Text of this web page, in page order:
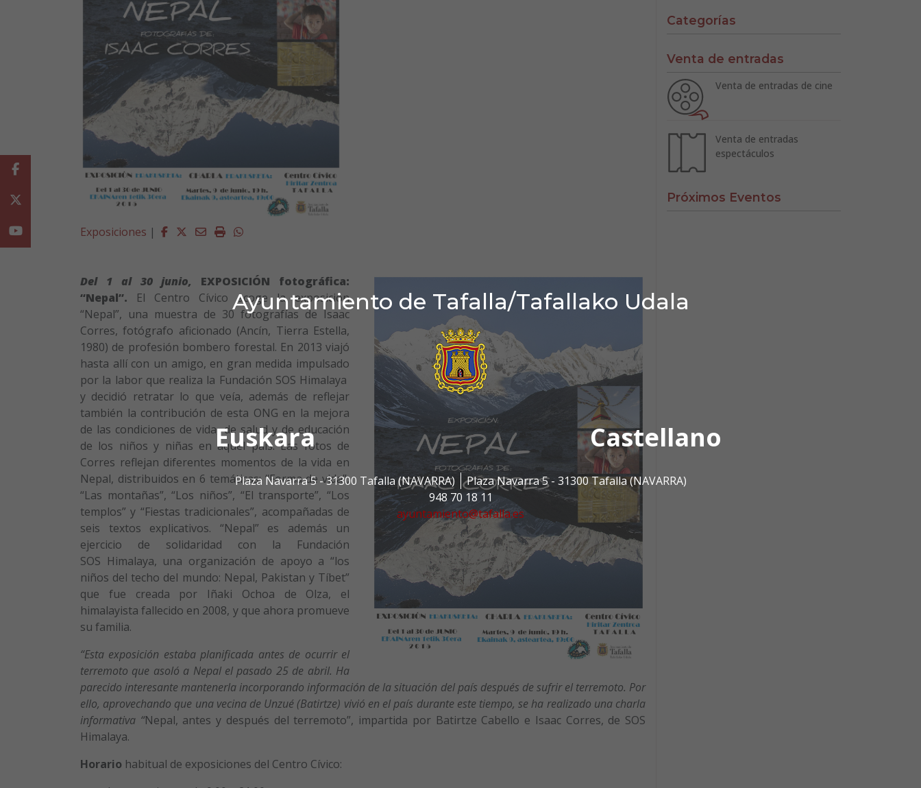
Ayuntamiento de Tafalla/Tafallako Udala
Euskara Castellano
Plaza Navarra 5 - 31300 Tafalla (NAVARRA)
Plaza Navarra 5 - 31300 Tafalla (NAVARRA)
948 70 18 11
ayuntamiento@tafalla.es
Exposiciones | Facebook
Twitter
EmailImprimirWhatsapp
Del 1 al 30 junio,
EXPOSICIÓN fotográfica:
“Nepal”. El Centro Cívico acoge la exposición
“Nepal”, una muestra de 30 fotografías de Isaac
Corres, fotógrafo aficionado (Ancín, Tierra Estella,
1980) de profesión bombero forestal. En 2013 viajó
hasta allí con un amigo, en gran medida impulsado
por la labor que realiza la Fundación SOS Himalaya
y decidió retratar lo que veía, además de reflejar
también la contribución de esta ONG en la mejora
de las condiciones de vida, de salud y de educación
de los niños y niñas en aquel país. Las fotos de
Corres reflejan diferentes momentos de la vida en
Nepal, distribuidos en 6 temáticas: “Forma de vida”,
“Las montañas”, “Los niños”, “El transporte”, “Los
templos” y “Fiestas tradicionales”, acompañadas de
seis textos explicativos. “Nepal” es además un
ejercicio de solidaridad con la Fundación
SOS Himalaya, una organización de apoyo a “los
niños del techo del mundo: Nepal, Pakistan y Tíbet”
que fue creada por Iñaki Ochoa de Olza, el
himalayista fallecido en 2008, y que ahora promueve
su familia.
“Esta exposición estaba planificada antes de ocurrir el
terremoto que asoló a Nepal el pasado 25 de abril. Ha
parecido interesante mantenerla incorporando información de la situación del país después de sufrir el terremoto. Por
ello, aprovechando que una vecina de Unzué (Batirtze) vivió en el país durante este tiempo, se ha realizado una charla
informativa “Nepal, antes y después del terremoto”, impartida por Batirtze Cabello e Isaac Corres, de SOS
Himalaya.
Horario habitual de exposiciones del Centro Cívico:
Categorías
Venta de entradas
Venta de entradas de cine
Venta de entradas
espectáculos
Próximos Eventos
Facebook
Youtube